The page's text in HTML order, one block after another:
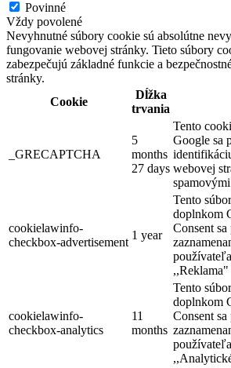
Povinné
Vždy povolené
Nevyhnutné súbory cookie sú absolútne
fungovanie webovej stránky. Tieto súbory
zabezpečujú základné funkcie a
stránky.
Cookie
Dĺžka
trvania
_GRECAPTCHA
5
months
27 days
Tento
Google sa
webovej
cookielawinfo-
checkbox-advertisement
1 year
Tento
doplnkom
Consent
,,Reklama"
cookielawinfo-
checkbox-analytics
11
months
Tento
doplnkom
Consent